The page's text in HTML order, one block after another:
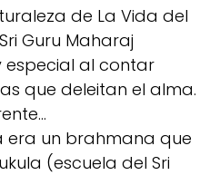
de La Vida del
Guru Maharaj
especial al contar
que deleitan el alma.
era un brahmana que
(escuela del Sri